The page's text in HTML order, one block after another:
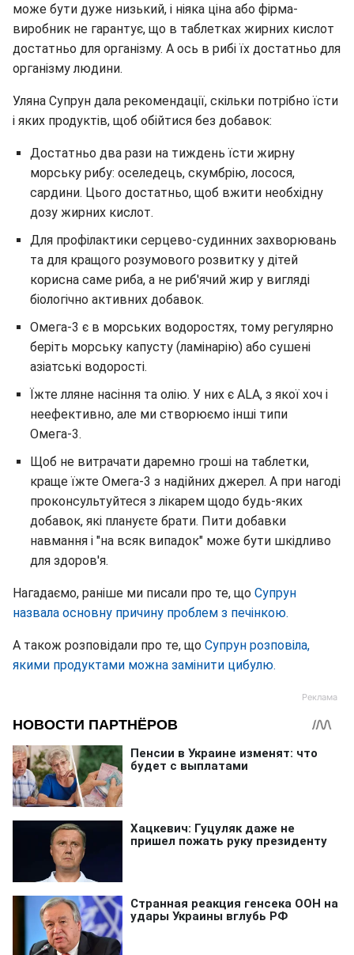
може бути дуже низький, і ніяка ціна або фірма-
виробник не гарантує, що в таблетках жирних кислот
достатньо для організму. А ось в рибі їх достатньо для
організму людини.
Уляна Супрун дала рекомендації, скільки потрібно їсти
і яких продуктів, щоб обійтися без добавок:
Достатньо два рази на тиждень їсти жирну
морську рибу: оселедець, скумбрію, лосося,
сардини. Цього достатньо, щоб вжити необхідну
дозу жирних кислот.
Для профілактики серцево-судинних захворювань
та для кращого розумового розвитку у дітей
корисна саме риба, а не риб'ячий жир у вигляді
біологічно активних добавок.
Омега-3 є в морських водоростях, тому регулярно
беріть морську капусту (ламінарію) або сушені
азіатські водорості.
Їжте лляне насіння та олію. У них є ALA, з якої хоч і
неефективно, але ми створюємо інші типи
Омега-3.
Щоб не витрачати даремно гроші на таблетки,
краще їжте Омега-3 з надійних джерел. А при нагоді
проконсультуйтеся з лікарем щодо будь-яких
добавок, які плануєте брати. Пити добавки
навмання і "на всяк випадок" може бути шкідливо
для здоров'я.
Нагадаємо, раніше ми писали про те, що Супрун
назвала основну причину проблем з печінкою.
А також розповідали про те, що Супрун розповіла,
якими продуктами можна замінити цибулю.